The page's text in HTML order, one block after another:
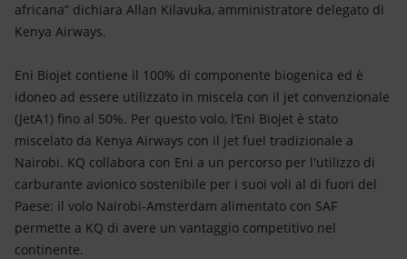
africana” dichiara Allan Kilavuka, amministratore delegato di
Kenya Airways.
Eni Biojet contiene il 100% di componente biogenica ed è
idoneo ad essere utilizzato in miscela con il jet convenzionale
(JetA1) fino al 50%. Per questo volo, l’Eni Biojet è stato
miscelato da Kenya Airways con il jet fuel tradizionale a
Nairobi. KQ collabora con Eni a un percorso per l'utilizzo di
carburante avionico sostenibile per i suoi voli al di fuori del
Paese: il volo Nairobi-Amsterdam alimentato con SAF
permette a KQ di avere un vantaggio competitivo nel
continente.